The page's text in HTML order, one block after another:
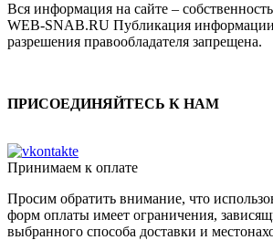
Вся информация на сайте –
WEB-SNAB.RU Публикация информации
разрешения правообладателя запрещена.
ПРИСОЕДИНЯЙТЕСЬ К НАМ
Принимаем к оплате
Просим обратить внимание, что
форм оплаты имеет ограничения,
выбранного способа доставки и